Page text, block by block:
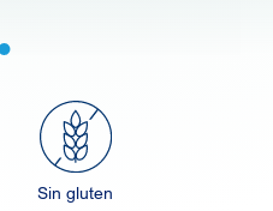
Sin gluten